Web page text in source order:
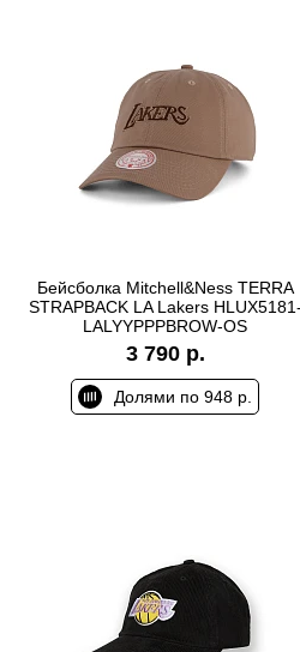
Бейсболка Mitchell&Ness TERRA
STRAPBACK LA Lakers HLUX5181-
LALYYPPPBROW-OS
3 790 р.
Долями по 948 р.